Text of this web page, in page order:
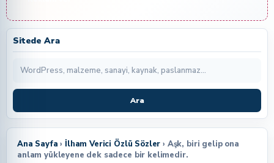
Sitede Ara
Ara
Ana Sayfa › İlham Verici Özlü Sözler › Aşk, biri gelip ona
anlam yükleyene dek sadece bir kelimedir.